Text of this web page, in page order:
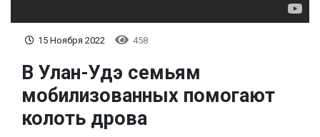
15 Ноября 2022 458
В Улан-Удэ семьям
мобилизованных помогают
колоть дрова